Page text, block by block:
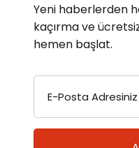
Yeni haberlerden
kaçırma ve
hemen başlat.
E-Posta Adresiniz